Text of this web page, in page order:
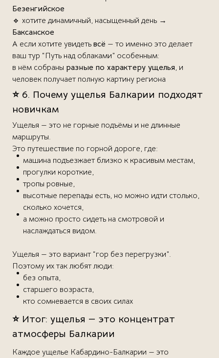
Безенгийское
🔹 хотите динамичный, насыщенный день →
Баксанское
А если хотите увидеть всё — то именно это делает
ваш тур “Путь над облаками” особенным:
в нём собраны разные по характеру ущелья, и
человек получает полную картину региона
⭐ 6. Почему ущелья Балкарии подходят
новичкам
Ущелья — это не горные подъёмы и не длинные
маршруты.
Это путешествие по горной дороге, где:
машина подъезжает близко к красивым местам,
прогулки короткие,
тропы ровные,
высотные перепады есть, но можно идти столько,
сколько хочется,
а можно просто сидеть на смотровой и
наслаждаться видом.
Ущелья — это вариант “гор без перегрузки”.
Поэтому их так любят люди:
без опыта,
старшего возраста,
кто сомневается в своих силах
⭐ Итог: ущелья — это концентрат
атмосферы Балкарии
Каждое ущелье Кабардино-Балкарии — это